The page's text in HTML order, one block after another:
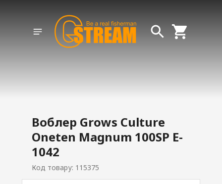
Воблер Grows Culture
Oneten Magnum 100SP E-
1042
Код товару: 115375